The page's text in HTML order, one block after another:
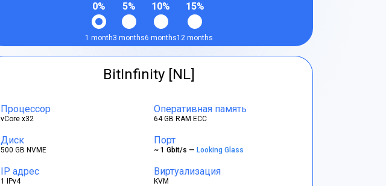
0%
1 month
5%
3 months
10%
6 months
15%
12 months
BitInfinity [NL]
Процессор
vCore x32
Оперативная память
64 GB RAM ECC
Диск
500 GB NVME
Порт
~ 1 Gbit/s —Looking Glass
IP адрес
1 IPv4
Виртуализация
KVM